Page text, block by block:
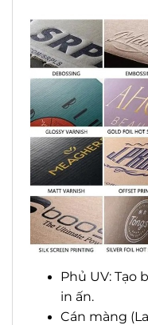
Phủ UV: Tạo
in ấn.
Cán màng